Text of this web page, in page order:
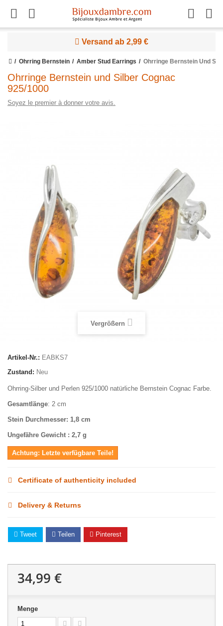
Versand ab 2,99 €
Ohrring Bernstein Amber Stud Earrings Ohrringe Bernstein Und
Ohrringe Bernstein und Silber Cognac
925/1000
Soyez le premier à donner votre avis.
Vergrößern
Artikel-Nr.: EABKS7
Zustand: Neu
Ohrring-Silber und Perlen 925/1000 natürliche Bernstein Cognac Farbe.
Gesamtlänge: 2 cm
Stein Durchmesser: 1,8 cm
Ungefähre Gewicht : 2,7 g
Achtung: Letzte verfügbare Teile!
Certificate of authenticity included
Delivery & Returns
Tweet Teilen Pinterest
34,99 €
Menge